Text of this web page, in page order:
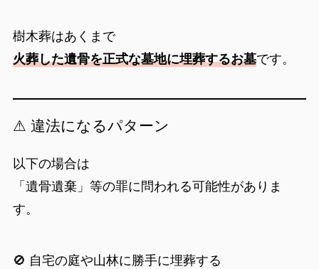
樹木葬はあくまで
火葬した遺骨を正式な墓地に埋葬するお墓です。
⚠ 違法になるパターン
以下の場合は
「遺骨遺棄」等の罪に問われる可能性がありま
す。
🚫 自宅の庭や山林に勝手に埋葬する